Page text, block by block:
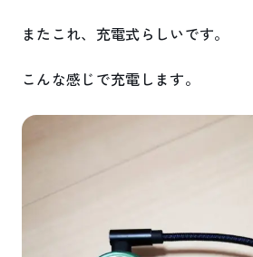
またこれ、充電式らしいです。
こんな感じで充電します。